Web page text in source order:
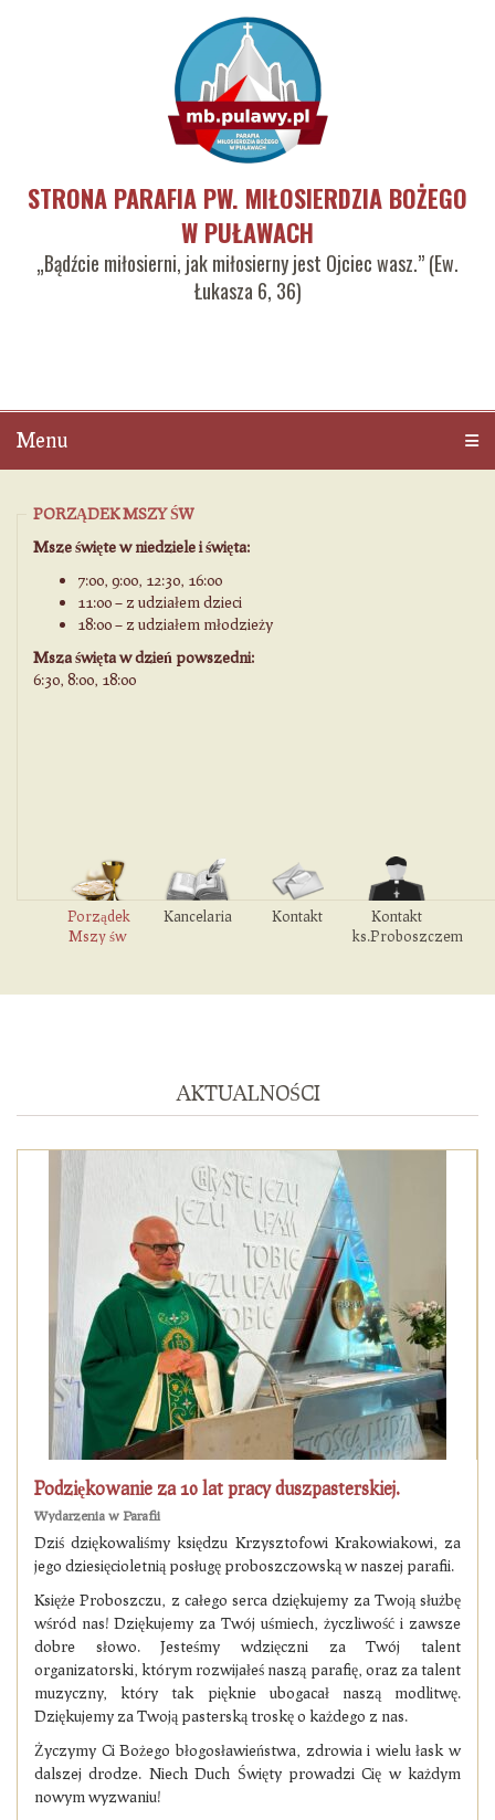
STRONA PARAFIA PW. MIŁOSIERDZIA BOŻEGO
W PUŁAWACH
„Bądźcie miłosierni, jak miłosierny jest Ojciec wasz.” (Ew.
Łukasza 6, 36)
Menu
PORZĄDEK MSZY ŚW
Msze święte w niedziele i święta:
7:00, 9:00, 12:30, 16:00
11:00 – z udziałem dzieci
18:00 – z udziałem młodzieży
Msza święta w dzień powszedni:
6:30, 8:00, 18:00
Porządek
Mszy św
Kancelaria Kontakt
Kontakt
ks.Proboszczem
AKTUALNOŚCI
Podziękowanie za 10 lat pracy duszpasterskiej.
Wydarzenia w Parafii
Dziś dziękowaliśmy księdzu Krzysztofowi Krakowiakowi, za
jego dziesięcioletnią posługę proboszczowską w naszej parafii.
Księże Proboszczu, z całego serca dziękujemy za Twoją służbę
wśród nas! Dziękujemy za Twój uśmiech, życzliwość i zawsze
dobre słowo. Jesteśmy wdzięczni za Twój talent
organizatorski, którym rozwijałeś naszą parafię, oraz za talent
muzyczny, który tak pięknie ubogacał naszą modlitwę.
Dziękujemy za Twoją pasterską troskę o każdego z nas.
Życzymy Ci Bożego błogosławieństwa, zdrowia i wielu łask w
dalszej drodze. Niech Duch Święty prowadzi Cię w każdym
nowym wyzwaniu!